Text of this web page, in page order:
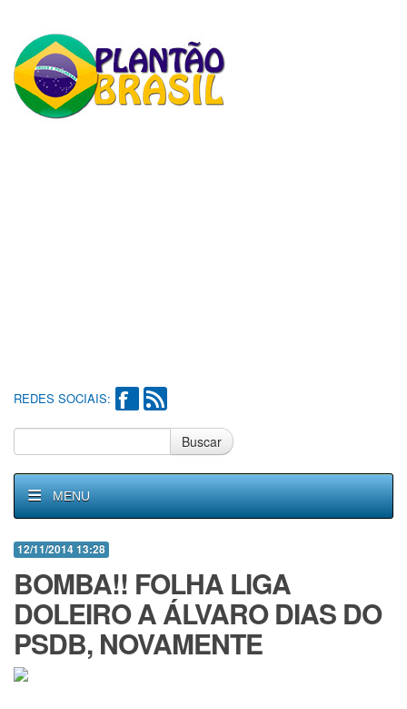
REDES SOCIAIS:
Buscar
MENU
12/11/2014 13:28
BOMBA!! FOLHA LIGA
DOLEIRO A ÁLVARO DIAS DO
PSDB, NOVAMENTE